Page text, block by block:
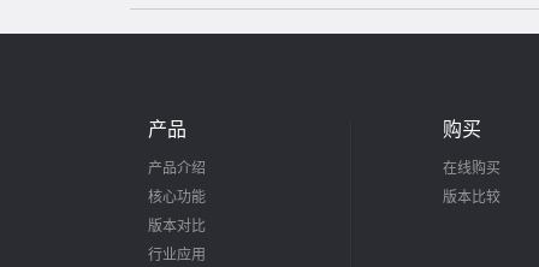
产品
产品介绍
核心功能
版本对比
行业应用
购买
在线购买
版本比较